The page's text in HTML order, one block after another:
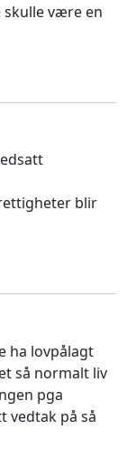
skulle være en
blir
ha lovpålagt
så normalt liv
pga
vedtak på så